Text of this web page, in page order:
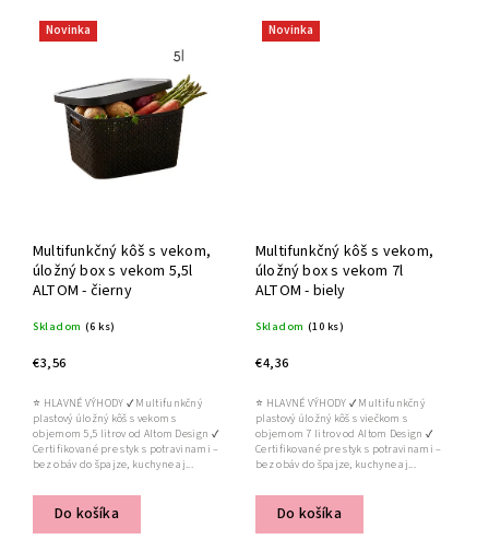
Novinka
Multifunkčný kôš s vekom,
úložný box s vekom 5,5l
ALTOM - čierny
Skladom (6 ks)
€3,56
Do košíka
⭐ HLAVNÉ VÝHODY ✔ Multifunkčný
plastový úložný kôš s vekom s
objemom 5,5 litrov od Altom Design ✔
Certifikované pre styk s potravinami –
bez obáv do špajze, kuchyne aj...
Novinka
Multifunkčný kôš s vekom,
úložný box s vekom 7l
ALTOM - biely
Skladom (10 ks)
€4,36
Do košíka
⭐ HLAVNÉ VÝHODY ✔ Multifunkčný
plastový úložný kôš s viečkom s
objemom 7 litrov od Altom Design ✔
Certifikované pre styk s potravinami –
bez obáv do špajze, kuchyne aj...